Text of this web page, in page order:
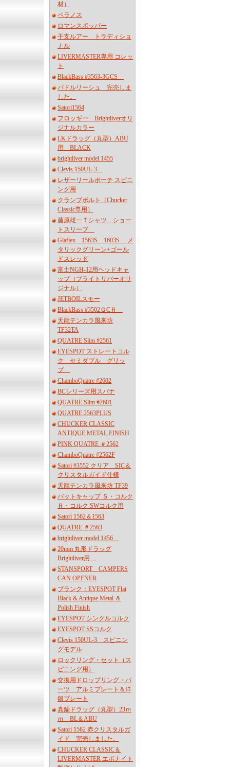
材）
ペラノス
ロマンスポッパー
干支ルアー トラディショ
ナル
LIVERMASTER専用 コレッ
ト
BlackBass #3563-3GCS
パドルリーシュ 完売しま
した。
Satori1564
フロッギー Brightliverオリ
ジナルカラー
LKドラッグ（丸型）ABU
用 BLACK
brightliver model 1455
Clevis 150UL-3
レザーリールポーチ スピニ
ング用
クランプボルト（Chucker
Classic専用）
藤原雄一Ｔシャツ ショー
トスリーブ
Glaflex 1563S 1603S メ
タリックグリーン+ゴール
ドスレッド
富士NGH-12用ヘッドキャ
ップ（ブライトリバーオリ
ジナル）
JETBOILスモー
BlackBass #3502ＧCＲ
天龍テンカラ風来坊
TF32TA
QUATRE Slim #2561
EYESPOT ストレートコル
ク セミダブル グリッ
プ
ChamboQuatre #2602
BCシリーズ用スパナ
QUATRE Slim #2601
QUATRE 2563PLUS
CHUCKER CLASSIC
ANTIQUE METAL FINISH
PINK QUATRE ＃2562
ChamboQuatre #2562F
Satori #3552 クリア SIC＆
クリスタルガイド仕様
天龍テンカラ風来坊 TF39
バットキャップ Ｓ・コルク
Ｒ・コルク SWコルク用
Satori 1562＆1563
QUATRE ＃2563
brightliver model 1456
20mm 丸形ドラッグ
Brightliver用
STANSPORT CAMPERS
CAN OPENER
ブランク：EYESPOT Flat
Black & Antique Metal ＆
Polish Finish
EYESPOT シングルコルク
EYESPOT SSコルク
Clevis 150UL-3 スピニン
グモデル
ロックリング・セット（ス
ピニング用）
交換用ドロップリング・パ
ーツ アルミプレート＆洋
銀プレート
真鍮ドラッグ（丸型）23ｍ
ｍ BL＆ABU
Satori 1562 赤クリスタルガ
イド 完売しました。
CHUCKER CLASSIC＆
LIVERMASTER エボナイト